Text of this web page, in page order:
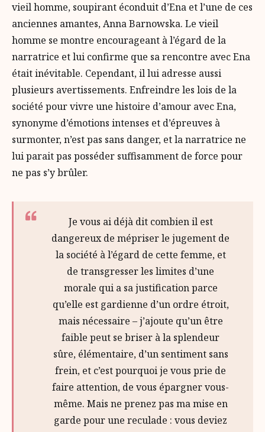
vieil homme, soupirant éconduit d’Ena et l’une de ces
anciennes amantes, Anna Barnowska. Le vieil
homme se montre encourageant à l’égard de la
narratrice et lui confirme que sa rencontre avec Ena
était inévitable. Cependant, il lui adresse aussi
plusieurs avertissements. Enfreindre les lois de la
société pour vivre une histoire d’amour avec Ena,
synonyme d’émotions intenses et d’épreuves à
surmonter, n’est pas sans danger, et la narratrice ne
lui parait pas posséder suffisamment de force pour
ne pas s’y brûler.
Je vous ai déjà dit combien il est
dangereux de mépriser le jugement de
la société à l’égard de cette femme, et
de transgresser les limites d’une
morale qui a sa justification parce
qu’elle est gardienne d’un ordre étroit,
mais nécessaire – j’ajoute qu’un être
faible peut se briser à la splendeur
sûre, élémentaire, d’un sentiment sans
frein, et c’est pourquoi je vous prie de
faire attention, de vous épargner vous-
même. Mais ne prenez pas ma mise en
garde pour une reculade : vous deviez